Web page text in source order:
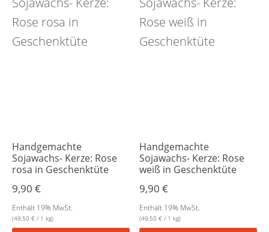
Handgemachte
Sojawachs- Kerze: Rose
rosa in Geschenktüte
9,90 €
Enthält 19% MwSt.
(49,50 € / 1 kg)
Handgemachte
Sojawachs- Kerze: Rose
weiß in Geschenktüte
9,90€
Enthält 19% MwSt.
(49,50€ / 1 kg)